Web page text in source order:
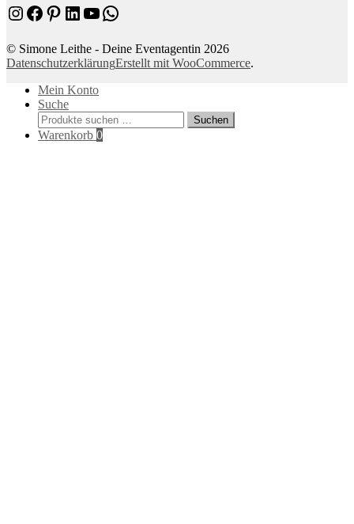
Instagram
Facebook
Pinterest
LinkedIn
YouTube
WhatsApp
© Simone Leithe - Deine Eventagentin 2026
DatenschutzerklärungErstellt mit WooCommerce.
Mein Konto
Suche
Suchen
nach:
Suchen
Warenkorb 0